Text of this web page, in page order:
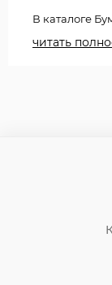
В каталоге
deVENTE,
количеству
читать